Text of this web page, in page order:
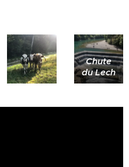
Chute
du Lech